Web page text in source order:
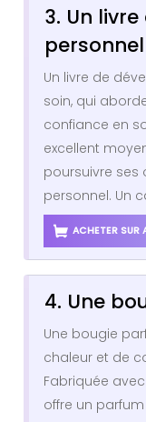
3. Un
personnel
Un livre de
soin, qui
confiance en
excellent
poursuivre ses
personnel. Un
ACHETER SUR
4. Une
Une bougie
chaleur et de
Fabriquée
offre un